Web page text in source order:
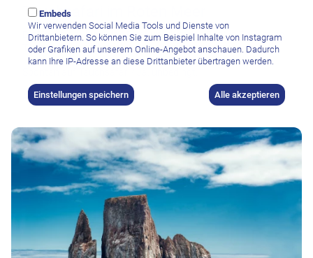
Tauchsafari im Roten Meer
Die Nacht war kurz, das Meer unruhig, das Boot in Bewegung.
Trotzdem fühle ich mich genau am richtigen Ort.
Auf der Red Sea Explorer!
Embeds
Wir verwenden Social Media Tools und Dienste von
Drittanbietern. So können Sie zum Beispiel Inhalte von Instagram
oder Grafiken auf unserem Online-Angebot anschauen. Dadurch
kann Ihre IP-Adresse an diese Drittanbieter übertragen werden.
Einstellungen speichern Alle akzeptieren